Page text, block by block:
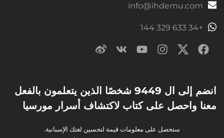
info@ihdemu.com
+34 633 329 144
انضم إلى ال 9449 شخصًا الذين يتعلمون بالفعل
معنا واحصل على كتاب لاكتشاف أسرار مورسيا
ستحصل على معلومات قيمة لتحسين لغتك الإسبانية.